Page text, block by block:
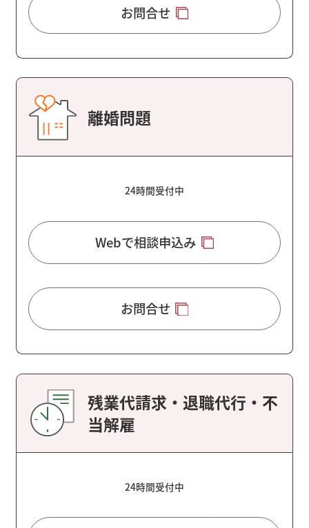
お問合せ
離婚問題
24時間受付中
Webで相談申込み
お問合せ
残業代請求・退職代行・不
当解雇
24時間受付中